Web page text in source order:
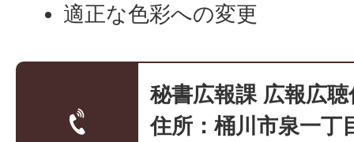
適正な色彩への変更
秘書広報課 広報広聴
住所：桶川市泉一丁